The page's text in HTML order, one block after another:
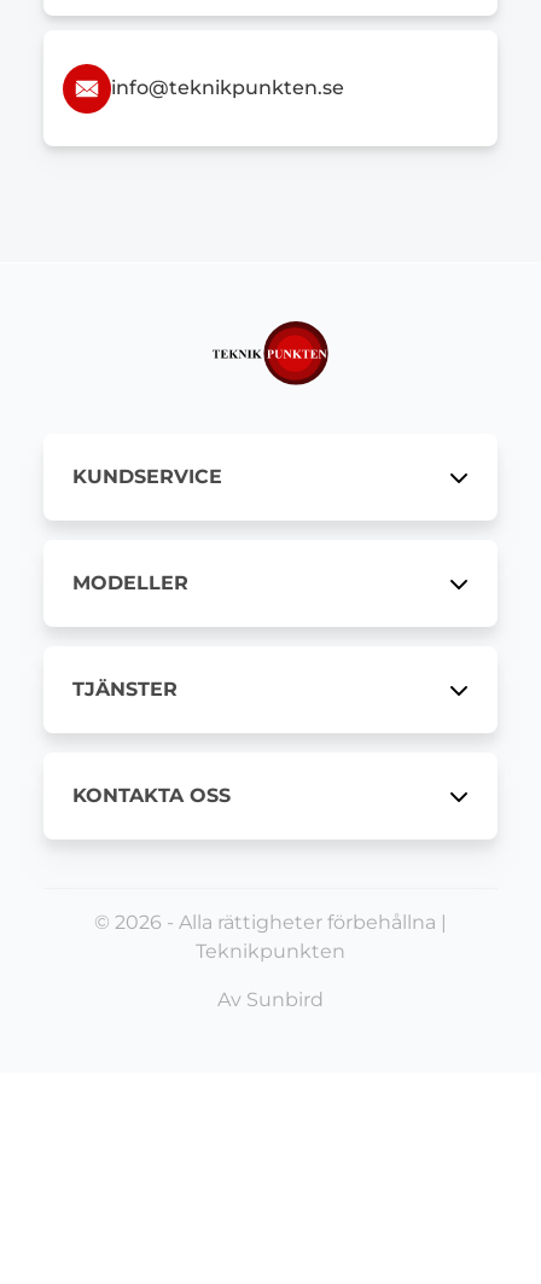
info@teknikpunkten.se
KUNDSERVICE
MODELLER
TJÄNSTER
KONTAKTA OSS
© 2026 - Alla rättigheter förbehållna |
Teknikpunkten
Av Sunbird